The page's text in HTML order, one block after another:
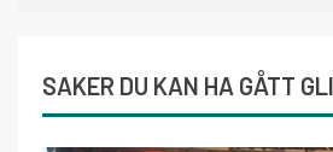
SAKER DU KAN HA GÅTT